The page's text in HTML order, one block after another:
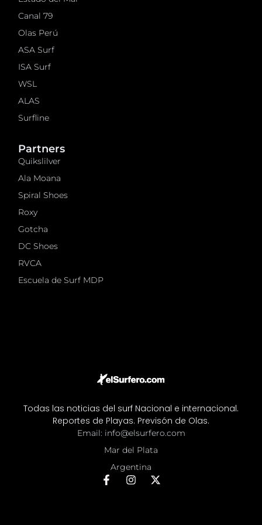
Todas las noticias del surf Nacional e internacional.
Reportes de Playas. Previsón de Olas.
Email: info@elsurfero.com
Mar del Plata
Argentina
F
a
I
n
X
-
Canal 79
Olas Perú
ASA Surf
ISA Surf
WSL
ALAS
Surfline
Partners
Quikslilver
Ala Moana
Spiral Shoes
Roxy
Gotcha
DC Shoes
RVCA
Escuela de Surf MDP